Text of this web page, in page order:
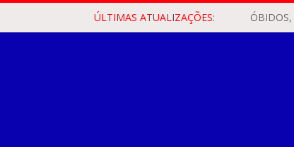
ÚLTIMAS ATUALIZAÇÕES: